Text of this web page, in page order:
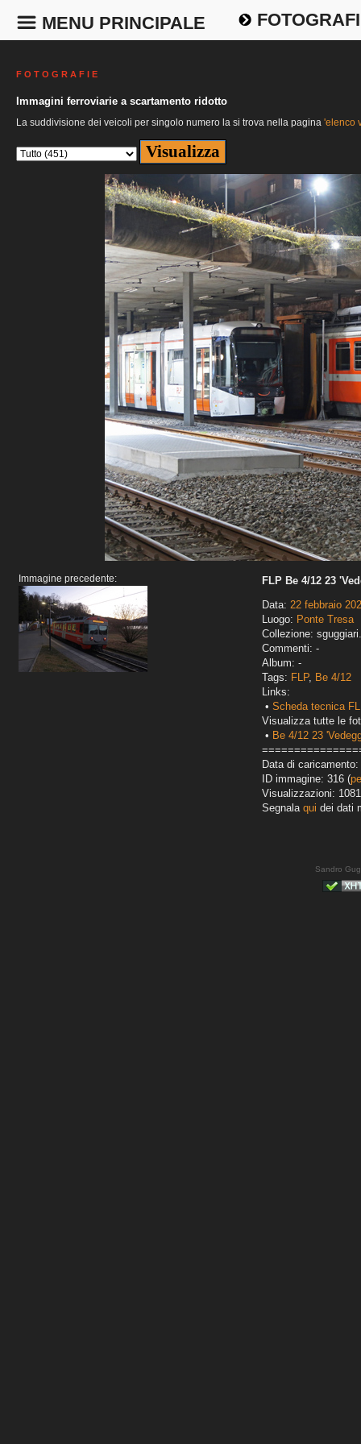
MENU PRINCIPALE
F O T O G R A F I E
Immagini ferroviarie a scartamento ridotto
La suddivisione dei veicoli per singolo numero la si trova nella pagina 'elenco
Immagine precedente:
FLP Be 4/12 23
Data: 22 febbraio
Luogo: Ponte Tresa
Collezione:
Commenti: -
Album: -
Tags: FLP, Be 4/12
Links:
• Scheda tecnica
Visualizza tutte le
• Be 4/12 23
Data di
ID immagine: 316 (
Visualizzazioni: 1081
Segnala qui dei dati
Sandro